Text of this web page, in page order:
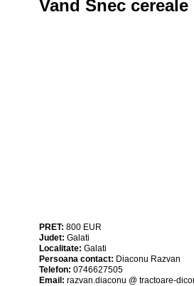
Vand Snec cereale
PRET: 800 EUR
Judet: Galati
Localitate: Galati
Persoana contact: Diaconu Razvan
Telefon: 0746627505
Email: razvan.diaconu @ tractoare-